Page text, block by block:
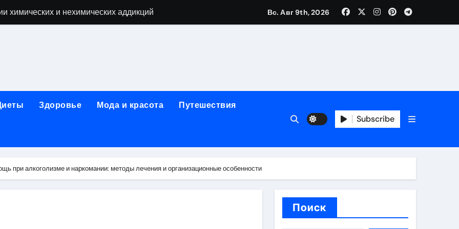
Air: объём памяти, поддержка eSIM и цветовые решения
магазин: организация работы, услуги и ключевые особенности
между ампиром и минимализмом
с поликарбонатным покрытием 4 и 6 мм
Вс. Авг 9th, 2026
Здоровье Мода и красота Путешествия
Subscribe
при алкоголизме и наркомании: методы лечения и организационные особенности
Поиск